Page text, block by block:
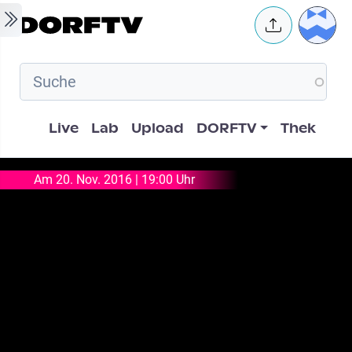
Skip to main content User
Hauptnavigation
Live Lab Upload DORFTV Thek
Am 20. Nov. 2016 | 19:00 Uhr